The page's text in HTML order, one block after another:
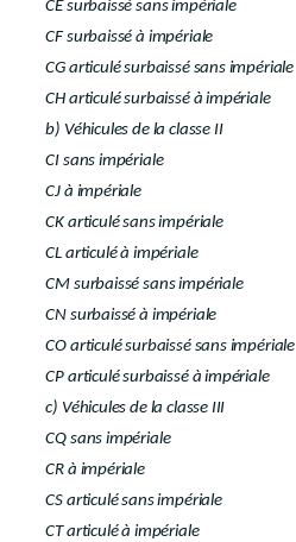
CE surbaissé sans impériale
CF surbaissé à impériale
CG articulé surbaissé sans impériale
CH articulé surbaissé à impériale
b) Véhicules de la classe II
CI sans impériale
CJ à impériale
CK articulé sans impériale
CL articulé à impériale
CM surbaissé sans impériale
CN surbaissé à impériale
CO articulé surbaissé sans impériale
CP articulé surbaissé à impériale
c) Véhicules de la classe III
CQ sans impériale
CR à impériale
CS articulé sans impériale
CT articulé à impériale